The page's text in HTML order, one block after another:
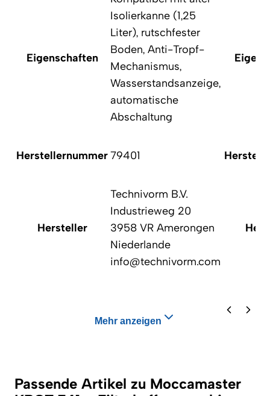
Eigenschaften
Isolierkanne (1,25
Liter), rutschfester
Boden, Anti-Tropf-
Mechanismus,
Wasserstandsanzeige,
automatische
Abschaltung
Herstellernummer79401
Hersteller
Technivorm B.V.
Industrieweg 20
3958 VR Amerongen
Niederlande
info@technivorm.com
Mehr anzeigen
Passende Artikel zu Moccamaster